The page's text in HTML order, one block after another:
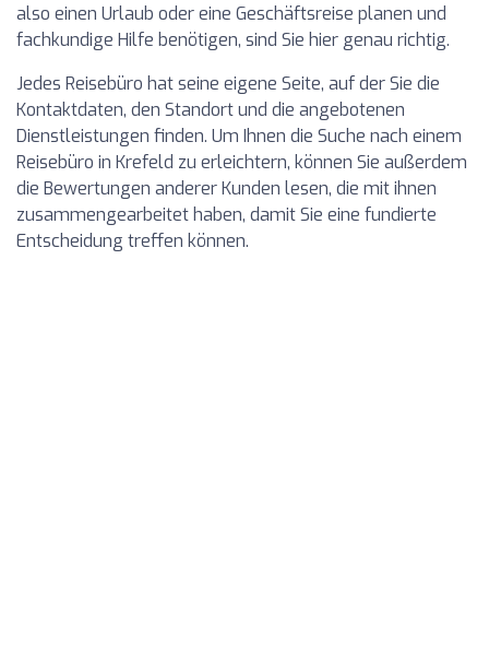
also einen Urlaub oder eine Geschäftsreise planen und
fachkundige Hilfe benötigen, sind Sie hier genau richtig.
Jedes Reisebüro hat seine eigene Seite, auf der Sie die
Kontaktdaten, den Standort und die angebotenen
Dienstleistungen finden. Um Ihnen die Suche nach einem
Reisebüro in Krefeld zu erleichtern, können Sie außerdem
die Bewertungen anderer Kunden lesen, die mit ihnen
zusammengearbeitet haben, damit Sie eine fundierte
Entscheidung treffen können.